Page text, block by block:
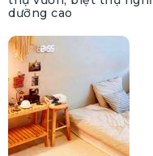
dưỡng cao